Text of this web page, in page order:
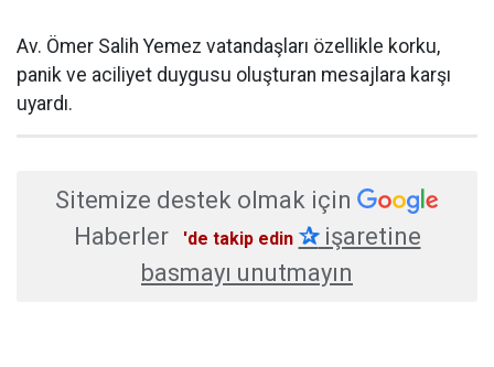
Av. Ömer Salih Yemez vatandaşları özellikle korku,
panik ve aciliyet duygusu oluşturan mesajlara karşı
uyardı.
Sitemize destek olmak için
Haberler
'de takip edin ✰işaretine
basmayı unutmayın